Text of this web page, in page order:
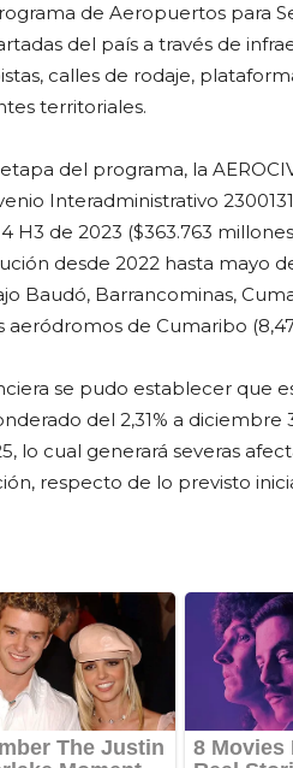
de Aeropuertos para
del país a través de
calles de rodaje,
territoriales.
del programa, la
Interadministrativo
H3 de 2023 ($363.763
desde 2022 hasta mayo
Baudó, Barrancominas,
de Cumaribo
se pudo establecer que
del 2,31% a
lo cual generará severas
respecto de lo previsto